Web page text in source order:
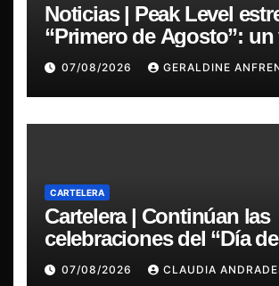
Noticias | Peak Level
“Primero de Agosto”: un
sonoro por el duelo y la
07/08/2026 GERALDINE
CARTELERA
Cartelera | Continúan las
celebraciones del “Día
Blues”, La Rox se
07/08/2026 CLAUDIA